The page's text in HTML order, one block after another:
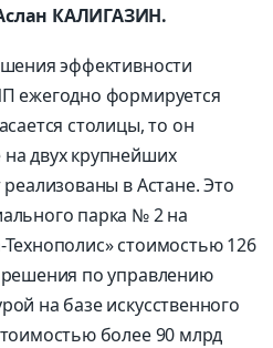
КАЛИГАЗИН.
эффективности
ежегодно формируется
столицы, то он
двух крупнейших
в Астане. Это
парка № 2 на
стоимостью 126
по управлению
на базе искусственного
более 90 млрд